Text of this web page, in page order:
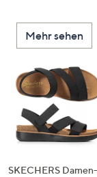
Mehr sehen
SKECHERS Damen-